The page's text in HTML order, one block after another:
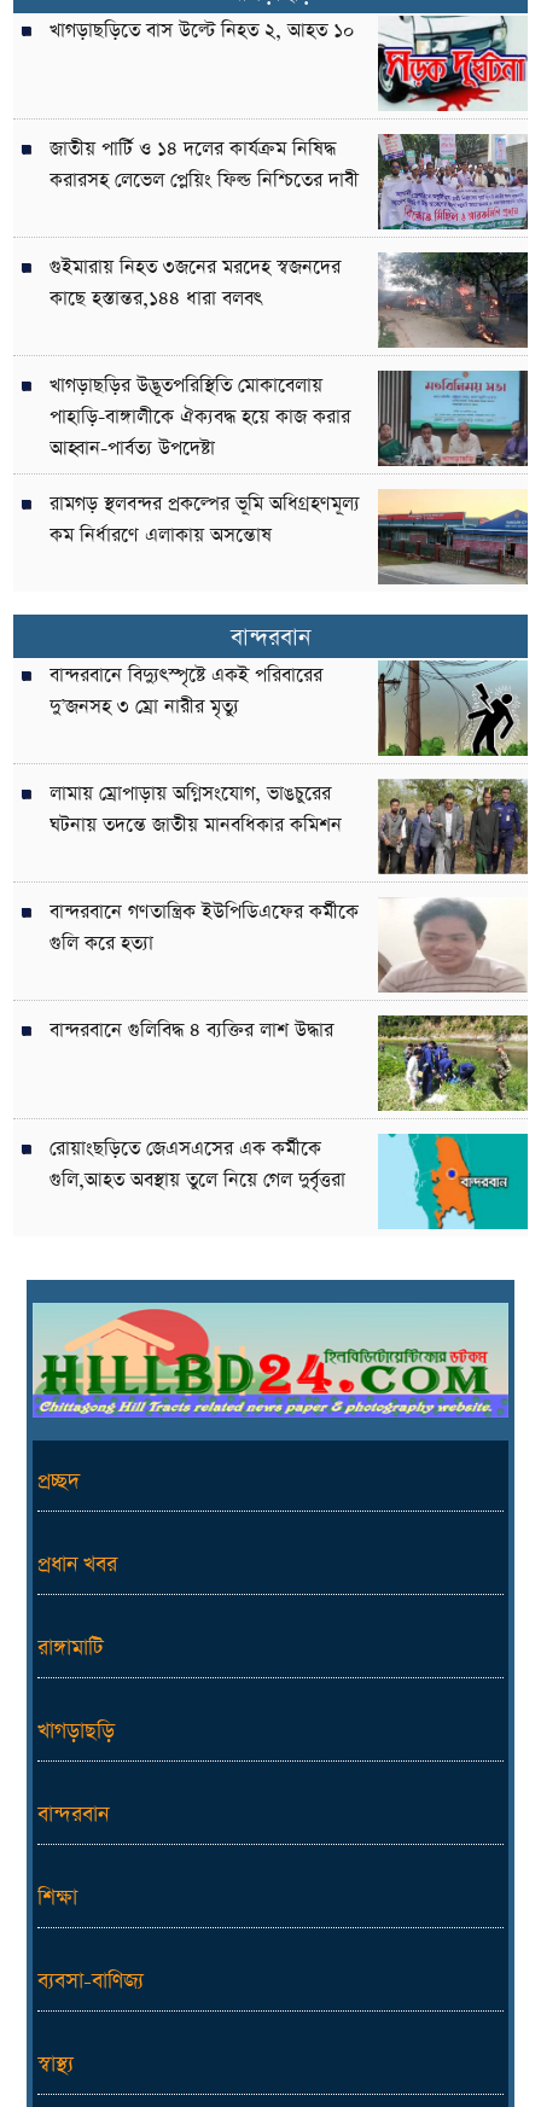
খাগড়াছড়িতে বাস উল্টে নিহত ২, আহত ১০
জাতীয় পার্টি ও ১৪ দলের কার্যক্রম নিষিদ্ধ
করারসহ লেভেল প্লেয়িং ফিল্ড নিশ্চিতের দাবী
গুইমারায় নিহত ৩জনের মরদেহ স্বজনদের
কাছে হস্তান্তর,১৪৪ ধারা বলবৎ
খাগড়াছড়ির উদ্ভূতপরিস্থিতি মোকাবেলায়
পাহাড়ি-বাঙ্গালীকে ঐক্যবদ্ধ হয়ে কাজ করার
আহ্বান-পার্বত্য উপদেষ্টা
রামগড় স্থলবন্দর প্রকল্পের ভূমি অধিগ্রহণমূল্য
কম নির্ধারণে এলাকায় অসন্তোষ
বান্দরবান
বান্দরবানে বিদ্যুৎস্পৃষ্টে একই পরিবারের
দু’জনসহ ৩ ম্রো নারীর মৃত্যু
লামায় ম্রোপাড়ায় অগ্নিসংযোগ, ভাঙচুরের
ঘটনায় তদন্তে জাতীয় মানবধিকার কমিশন
বান্দরবানে গণতান্ত্রিক ইউপিডিএফের কর্মীকে
গুলি করে হত্যা
বান্দরবানে গুলিবিদ্ধ ৪ ব্যক্তির লাশ উদ্ধার
রোয়াংছড়িতে জেএসএসের এক কর্মীকে
গুলি,আহত অবস্থায় তুলে নিয়ে গেল দুর্বৃত্তরা
প্রচ্ছদ
প্রধান খবর
রাঙ্গামাটি
খাগড়াছড়ি
বান্দরবান
শিক্ষা
ব্যবসা-বাণিজ্য
স্বাস্থ্য